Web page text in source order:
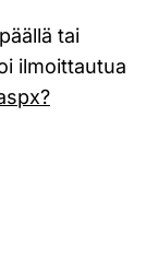
tai
ilmoittautua